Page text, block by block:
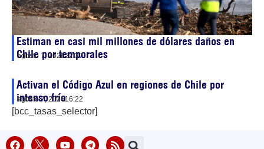
Estiman en casi mil millones de dólares daños en
Chile por temporales
agosto 7, 202622:37
Activan el Código Azul en regiones de Chile por
intenso frío
agosto 7, 202616:22
[bcc_tasas_selector]